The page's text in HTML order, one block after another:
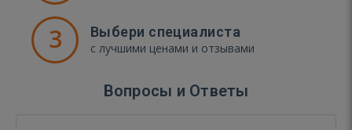
3 Выбери специалиста
с лучшими ценами и отзывами
Вопросы и Ответы